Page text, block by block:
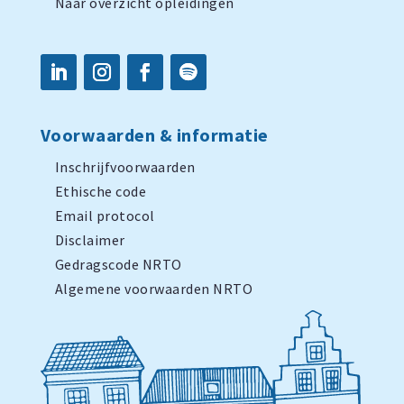
Voorwaarden & informatie
Inschrijfvoorwaarden
Ethische code
Email protocol
Disclaimer
Gedragscode NRTO
Algemene voorwaarden NRTO